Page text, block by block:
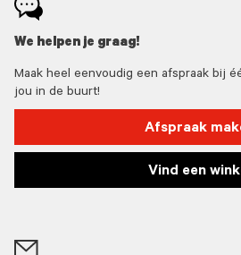
We helpen je graag!
Maak heel eenvoudig een afspraak bij
jou in de buurt!
Afspraak
Vind een